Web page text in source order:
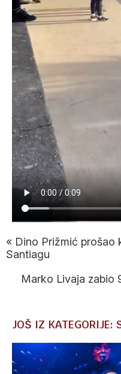
« Dino Prižmić prošao
Santiagu
Marko Livaja zabio
JOŠ IZ KATEGORIJE: